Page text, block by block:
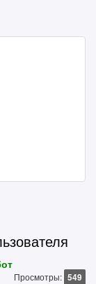
Просмотры: 549